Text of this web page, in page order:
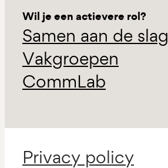
Wil je een actievere rol?
Samen aan de slag
Vakgroepen
CommLab
Privacy policy